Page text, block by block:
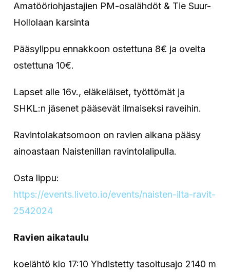
Amatööriohjastajien PM-osalähdöt & Tie Suur-
Hollolaan karsinta
Pääsylippu ennakkoon ostettuna 8€ ja ovelta
ostettuna 10€.
Lapset alle 16v., eläkeläiset, työttömät ja
SHKL:n jäsenet pääsevät ilmaiseksi raveihin.
Ravintolakatsomoon on ravien aikana pääsy
ainoastaan Naistenillan ravintolalipulla.
Osta lippu:
https://events.liveto.io/events/naisten-ilta-ravit-
2542024
Ravien aikataulu
koelähtö klo 17:10 Yhdistetty tasoitusajo 2140 m